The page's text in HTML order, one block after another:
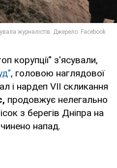
корупції" з'ясували,
, головою наглядової
і нардеп VII скликання
продовжує нелегально
з берегів Дніпра на
напад.